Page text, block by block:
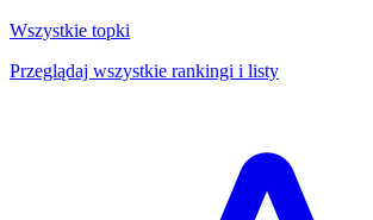
Wszystkie topki
Przeglądaj wszystkie rankingi i listy